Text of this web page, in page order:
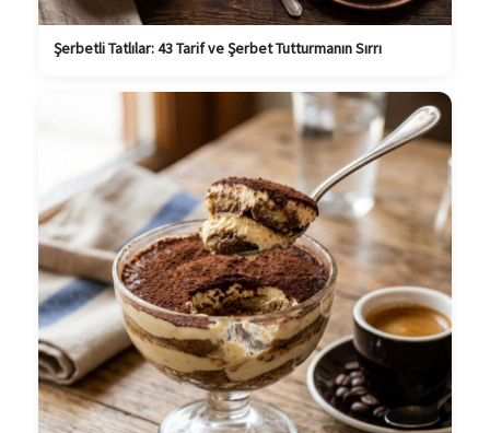
Şerbetli Tatlılar: 43 Tarif ve Şerbet Tutturmanın Sırrı